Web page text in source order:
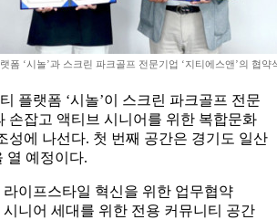
폼 ‘시놀’과 스크린 파크골프 전문기업 ‘지티에스앤’의 협약
플랫폼 ‘시놀’이 스크린 파크골프 전문
손잡고 액티브 시니어를 위한 복합문화
성에 나선다. 첫 번째 공간은 경기도 일산
열 예정이다.
이프스타일 혁신을 위한 업무협약
니어 세대를 위한 전용 커뮤니티 공간